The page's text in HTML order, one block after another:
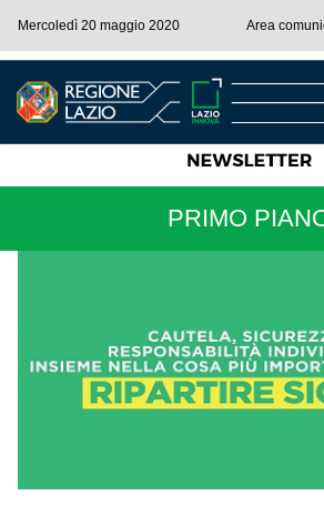
Mercoledì 20 maggio 2020 Area
PRIMO